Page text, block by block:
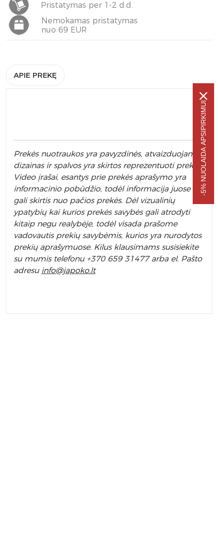
Pristatymas per 1-2 d.d.
Nemokamas pristatymas
nuo 69 EUR
APIE PREKĘ
Prekės nuotraukos yra pavyzdinės, atvaizduojamas
dizainas ir spalvos yra skirtos reprezentuoti prekę.
Video įrašai, esantys prie prekės aprašymo yra
informacinio pobūdžio, todėl informacija juose
gali skirtis nuo pačios prekės. Dėl vizualinių
ypatybių kai kurios prekės savybės gali atrodyti
kitaip negu realybėje, todėl visada prašome
vadovautis prekių savybėmis, kurios yra nurodytos
prekių aprašymuose. Kilus klausimams susisiekite
su mumis telefonu +370 659 31477 arba el. Pašto
adresu info@japoko.lt
-5% NUOLAIDA APSIPIRKIMUI